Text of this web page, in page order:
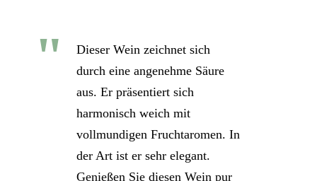
Dieser Wein zeichnet sich
durch eine angenehme Säure
aus. Er präsentiert sich
harmonisch weich mit
vollmundigen Fruchtaromen. In
der Art ist er sehr elegant.
Genießen Sie diesen Wein pur